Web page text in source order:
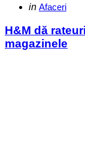
Categories
Posted
in Afaceri
H&M dă
magazinele